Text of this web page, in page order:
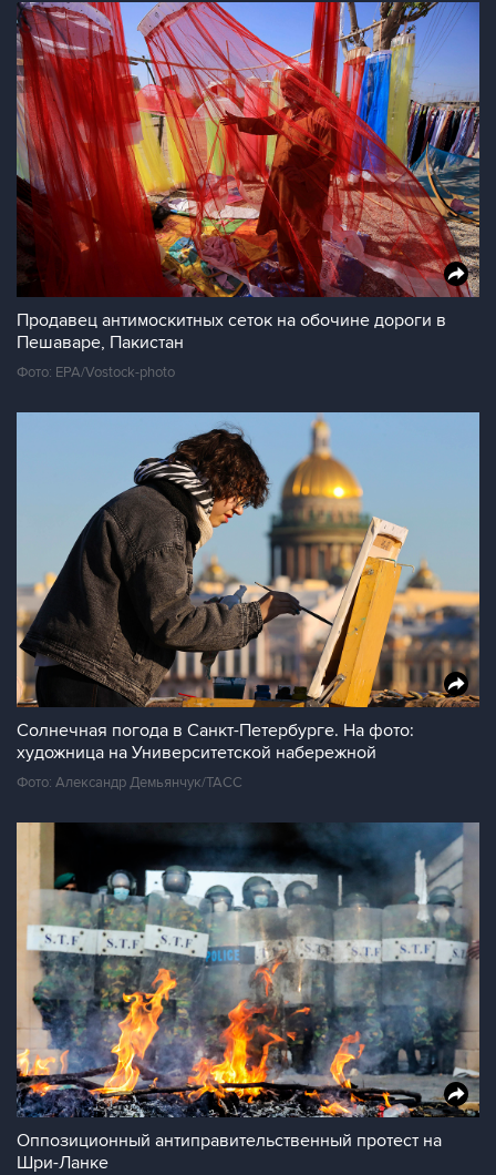
Продавец антимоскитных сеток на обочине дороги в
Пешаваре, Пакистан
Фото: EPA/Vostock-photo
Солнечная погода в Санкт-Петербурге. На фото:
художница на Университетской набережной
Фото: Александр Демьянчук/ТАСС
Оппозиционный антиправительственный протест на
Шри-Ланке